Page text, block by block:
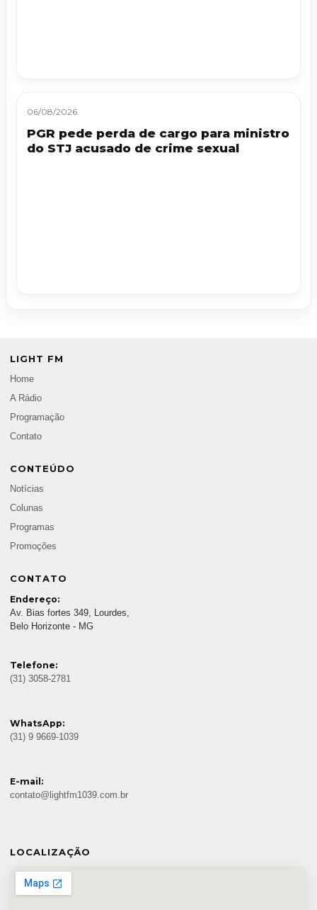
06/08/2026
PGR pede perda de cargo para ministro
do STJ acusado de crime sexual
LIGHT FM
Home
A Rádio
Programação
Contato
CONTEÚDO
Notícias
Colunas
Programas
Promoções
CONTATO
Endereço:
Av. Bias fortes 349, Lourdes,
Belo Horizonte - MG
Telefone:
(31) 3058-2781
WhatsApp:
(31) 9 9669-1039
E-mail:
contato@lightfm1039.com.br
LOCALIZAÇÃO